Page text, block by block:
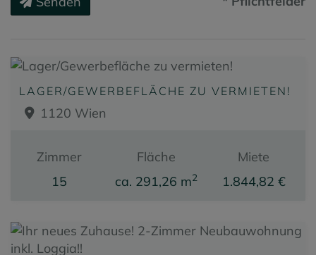
LAGER/GEWERBEFLÄCHE ZU VERMIETEN!
1120 Wien
Zimmer
15
Fläche
ca. 291,26 m2
Miete
1.844,82 €